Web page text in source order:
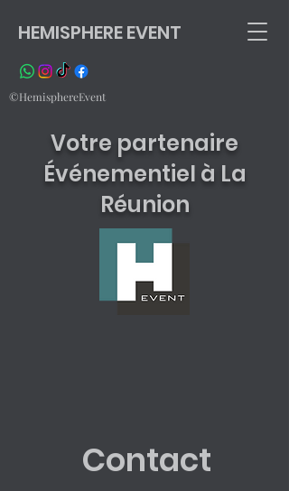
HEMISPHERE EVENT
Votre partenaire
Événementiel à La
Réunion
©HemisphereEvent
Contact